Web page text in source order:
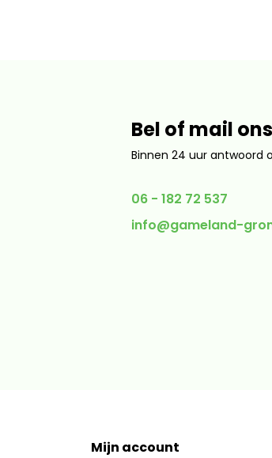
Bel of mail
Binnen 24 uur antwoord
06 - 182 72 537
info@gameland-
Mijn account